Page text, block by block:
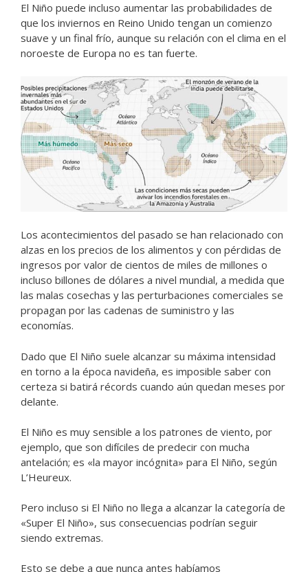
El Niño puede incluso aumentar las probabilidades de
que los inviernos en Reino Unido tengan un comienzo
suave y un final frío, aunque su relación con el clima en el
noroeste de Europa no es tan fuerte.
Los acontecimientos del pasado se han relacionado con
alzas en los precios de los alimentos y con pérdidas de
ingresos por valor de cientos de miles de millones o
incluso billones de dólares a nivel mundial, a medida que
las malas cosechas y las perturbaciones comerciales se
propagan por las cadenas de suministro y las
economías.
Dado que El Niño suele alcanzar su máxima intensidad
en torno a la época navideña, es imposible saber con
certeza si batirá récords cuando aún quedan meses por
delante.
El Niño es muy sensible a los patrones de viento, por
ejemplo, que son difíciles de predecir con mucha
antelación; es «la mayor incógnita» para El Niño, según
L’Heureux.
Pero incluso si El Niño no llega a alcanzar la categoría de
«Super El Niño», sus consecuencias podrían seguir
siendo extremas.
Esto se debe a que nunca antes habíamos